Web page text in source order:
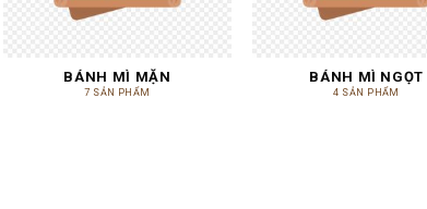
BÁNH MÌ MẶN
7 SẢN PHẨM
BÁNH MÌ NGỌT
4 SẢN PHẨM